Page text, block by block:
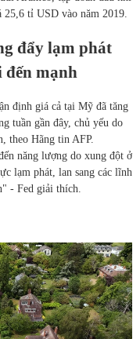
tỉ USD vào năm 2019.
đẩy lạm phát
mạnh
định giá cả tại Mỹ đã tăng
tuần gần đây, chủ yếu do
theo Hãng tin AFP.
năng lượng do xung đột ở
lạm phát, lan sang các lĩnh
- Fed giải thích.